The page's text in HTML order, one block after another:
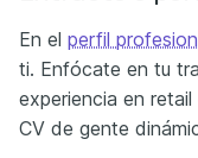
En el perfil
ti. Enfócate en tu
experiencia en
CV de gente